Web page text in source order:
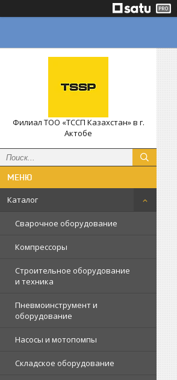
Филиал ТОО «ТССП Казахстан» в г.
Актобе
Каталог
Сварочное оборудование
Компрессоры
Строительное оборудование
и техника
Пневмоинструмент и
оборудование
Насосы и мотопомпы
Складское оборудование